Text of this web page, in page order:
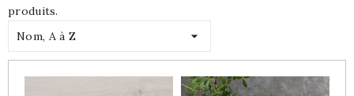
produits.
Nom, A à Z
